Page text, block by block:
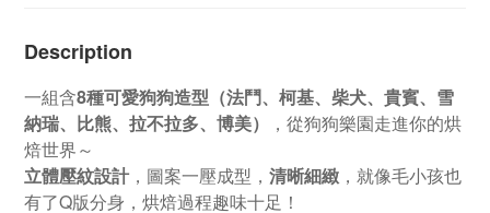
Description
一組含8種可愛狗狗造型（法鬥、柯基、柴犬、貴賓、雪
納瑞、比熊、拉不拉多、博美）
，從狗狗樂園走進你的烘
焙世界～
立體壓紋設計，圖案一壓成型， 清晰細緻 ，就像毛小孩也
有了Q版分身，烘焙過程趣味十足！